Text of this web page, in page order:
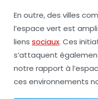
En outre, des villes
l’espace vert est
liens sociaux. Ces
s’attaquent
notre rapport à
ces environnements